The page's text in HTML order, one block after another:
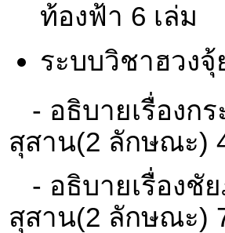
ท้องฟ้า 6 เล่ม
ระบบวิชาฮวงจุ้
- อธิบายเรื่องก
สุสาน(2 ลักษณะ)
- อธิบายเรื่องชั
สุสาน(2 ลักษณะ)